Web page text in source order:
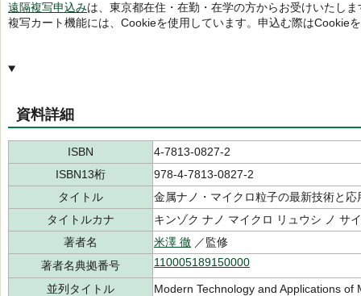
遠隔複写申込みは、東京都在住・在勤・在学の方からお受けいたしま
複写カート機能には、Cookieを使用しています。申込む際はCookie
資料詳細
ISBN
4-7813-0827-2
ISBN13桁
978-4-7813-0827-2
タイトル
金属ナノ・マイクロ粒子の最新技術と応
タイトルカナ
キンゾク ナノ マイクロ リュウシ ノ サ
著者名
米澤 徹 ／監修
著者名典拠番号
110005189150000
並列タイトル
Modern Technology and Applications of